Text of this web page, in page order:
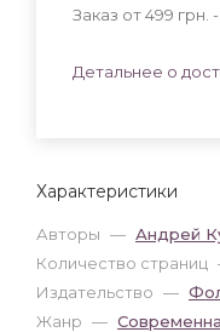
Характеристики
Авторы — Андрей
Количество страниц
Издательство —
Жанр —
Заказ от 499 грн. -
Детальнее о